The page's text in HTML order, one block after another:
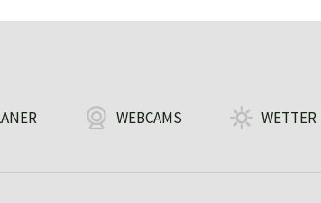
WEBCAMS WETTER